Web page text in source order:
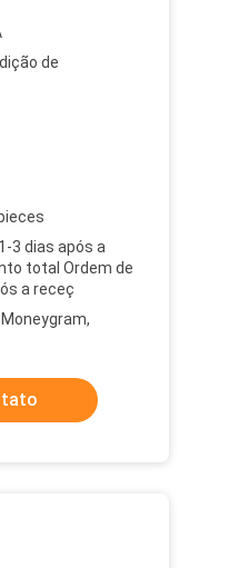
de
3 dias após a
total Ordem de
a receç